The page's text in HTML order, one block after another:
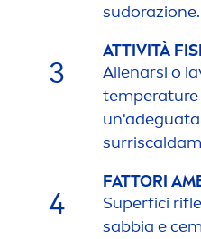
sudorazione.
3
ATTIVITÀ
Allenarsi o
temperature
surriscalda
4
FATTORI
Superfici
sabbia e ce